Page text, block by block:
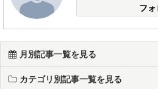
フ
月別記事一覧を見る
カテゴリ別記事一覧を見る